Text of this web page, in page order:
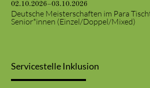
02.10.2026–03.10.2026
Deutsche Meisterschaften im Para
Senior*innen (Einzel/Doppel/Mixed)
Servicestelle Inklusion